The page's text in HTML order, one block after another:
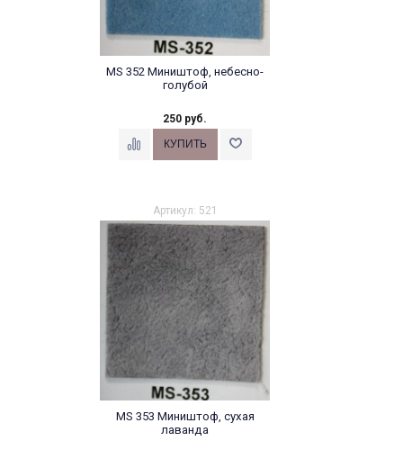
MS 352 Миништоф, небесно-
голубой
250 руб.
Артикул: 521
MS 353 Миништоф, сухая
лаванда